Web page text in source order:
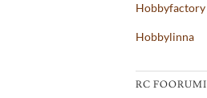
Hobbyfactory
Hobbylinna
RC FOORUMI